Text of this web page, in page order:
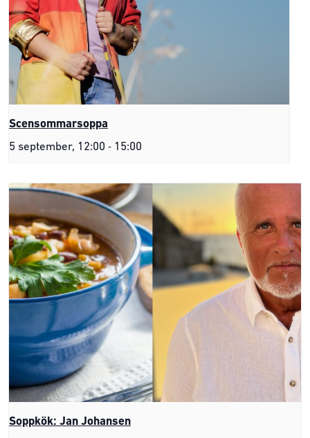
Scensommarsoppa
5 september, 12:00 - 15:00
Soppkök: Jan Johansen